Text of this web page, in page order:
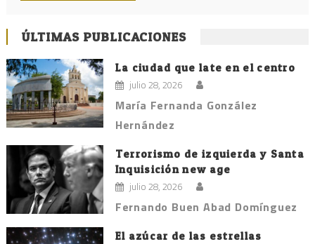
ÚLTIMAS PUBLICACIONES
La ciudad que late en el centro
julio 28, 2026
María Fernanda González
Hernández
Terrorismo de izquierda y Santa
Inquisición new age
julio 28, 2026
Fernando Buen Abad Domínguez
El azúcar de las estrellas